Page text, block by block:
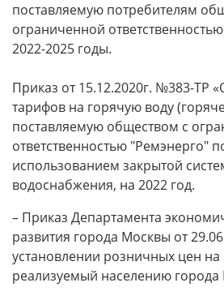
поставляемую потребителям
ограниченной
2022-2025 годы.
Приказ от 15.12.2020г. №383-ТР
тарифов на горячую воду
поставляемую обществом с
ответственностью "Ремэнерго"
использованием закрытой
водоснабжения, на 2022 год.
– Приказ Департамента
развития города Москвы от
установлении розничных цен
реализуемый населению